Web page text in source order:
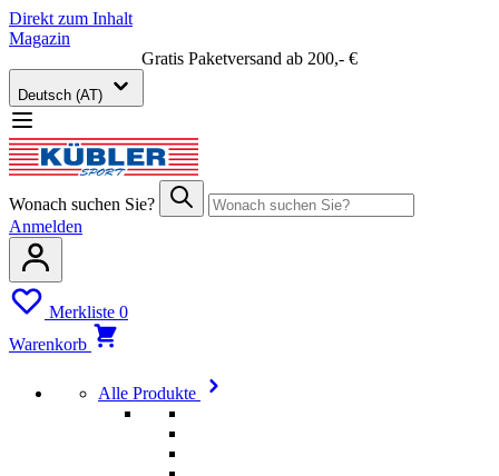
Direkt zum Inhalt
Magazin
Gratis Paketversand ab 200,- €
Deutsch (AT)
Wonach suchen Sie?
Anmelden
Merkliste 0
Warenkorb
Alle Produkte